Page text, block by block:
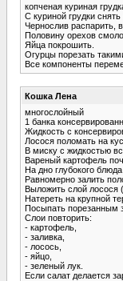
копченая куриная
С куриной грудки
Чернослив распарить,
Половину орехов
Яйца покрошить.
Огурцы порезать
Все компоненты
Кошка Лена
многослойный
1 банка
Жидкость с
Лосося поломать на
В миску с жидкостью
Вареный картофель
На дно глубокого
Равномерно залить
Выложить слой лосося
Натереть на крупной
Посыпать порезанным
Слои повторить:
- картофель,
- заливка,
- лосось,
- яйцо,
- зеленый лук.
Если салат делается